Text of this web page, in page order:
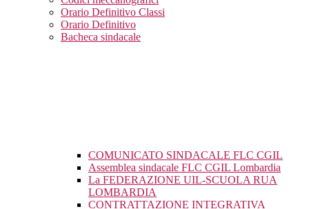
Orario Definitivo Classi
Orario Definitivo
Bacheca sindacale
COMUNICATO SINDACALE FLC CGIL
Assemblea sindacale FLC CGIL Lombardia
La FEDERAZIONE UIL-SCUOLA RUA
LOMBARDIA
CONTRATTAZIONE INTEGRATIVA